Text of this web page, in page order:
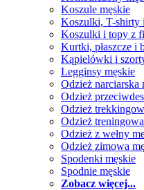
Koszule męskie
Koszulki, T-shirty
Koszulki i topy z
Kurtki, płaszcze i
Kąpielówki i
Legginsy męskie
Odzież narciarska
Odzież
Odzież
Odzież
Odzież z wełny
Odzież zimowa
Spodenki męskie
Spodnie męskie
Zobacz więcej...